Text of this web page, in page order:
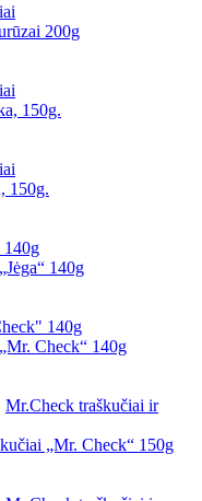
200g
150g.
150g.
140g
140g
140g
Check“ 140g
Mr.Check traškučiai ir
„Mr. Check“ 150g